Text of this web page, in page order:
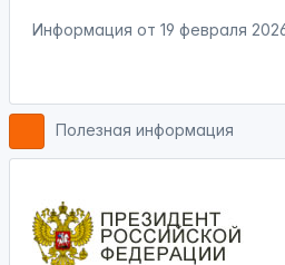
Информация от 19 февраля
Полезная информация